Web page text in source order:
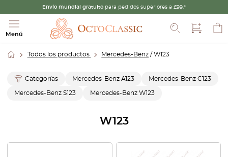
Envío mundial gratuito para pedidos superiores a £99.*
Menú
Todos los productos Mercedes-Benz / W123
Categorías Mercedes-Benz A123 Mercedes-Benz C123
Mercedes-Benz S123 Mercedes-Benz W123
W123